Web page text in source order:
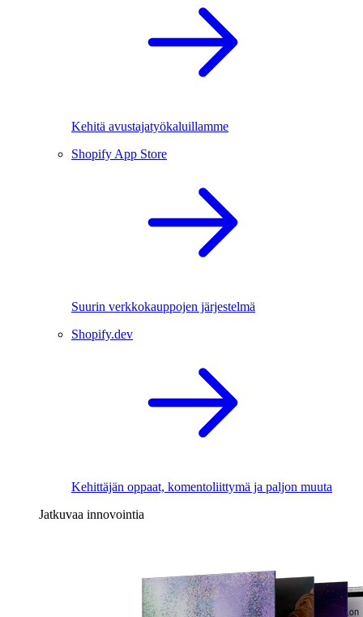
Kehitä avustajatyökaluillamme
Shopify App Store
Suurin verkkokauppojen järjestelmä
Shopify.dev
Kehittäjän oppaat, komentoliittymä ja paljon muuta
Jatkuvaa innovointia